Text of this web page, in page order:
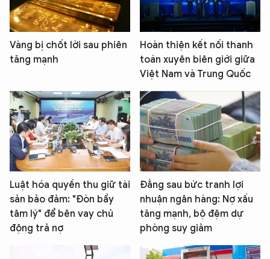
Vàng bị chốt lời sau phiên
tăng mạnh
Hoàn thiện kết nối thanh
toán xuyên biên giới giữa
Việt Nam và Trung Quốc
Luật hóa quyền thu giữ tài
sản bảo đảm: "Đòn bẩy
tâm lý" để bên vay chủ
động trả nợ
Đằng sau bức tranh lợi
nhuận ngân hàng: Nợ xấu
tăng mạnh, bộ đệm dự
phòng suy giảm